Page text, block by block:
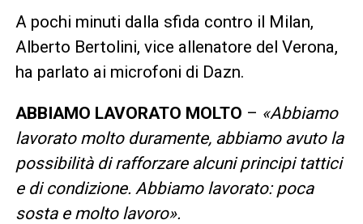
A pochi minuti dalla sfida contro il Milan,
Alberto Bertolini, vice allenatore del Verona,
ha parlato ai microfoni di Dazn.
ABBIAMO LAVORATO MOLTO – «Abbiamo
lavorato molto duramente, abbiamo avuto la
possibilità di rafforzare alcuni principi tattici
e di condizione. Abbiamo lavorato: poca
sosta e molto lavoro».